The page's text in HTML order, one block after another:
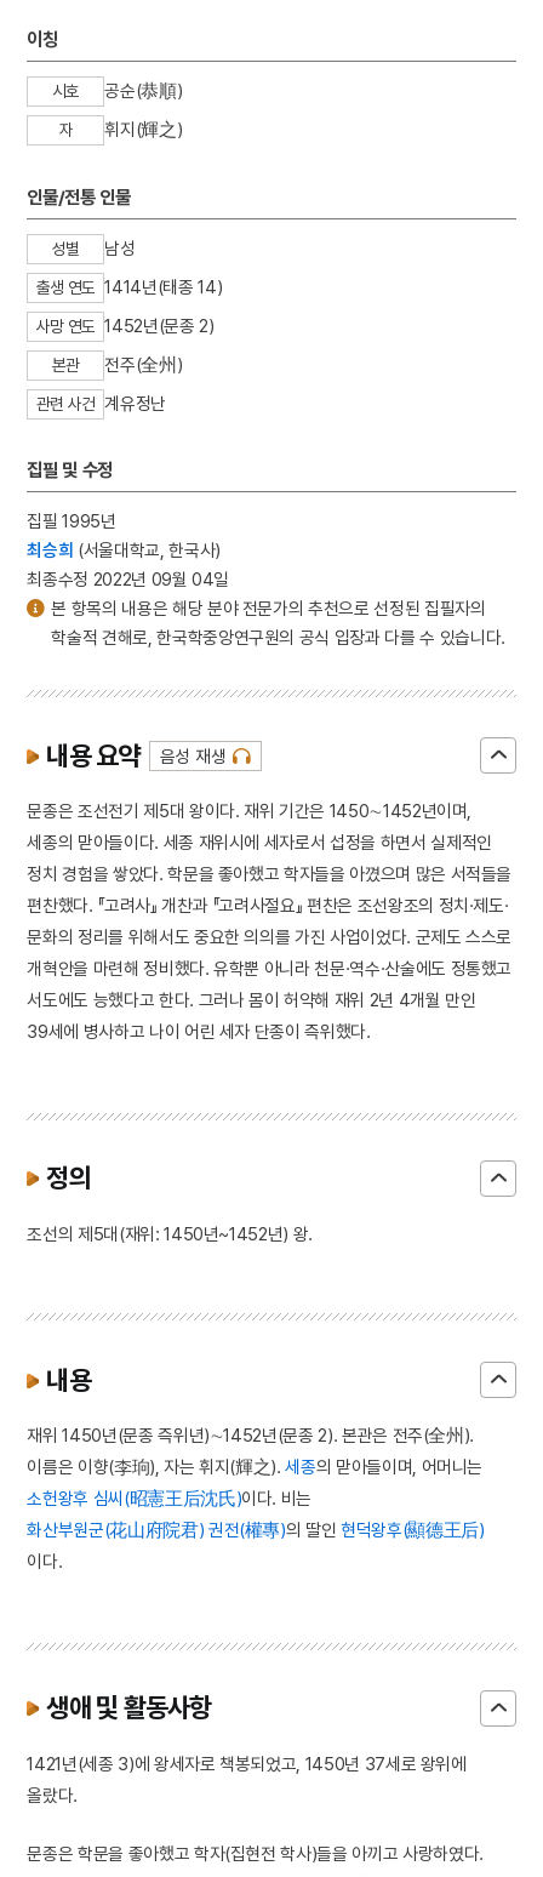
이칭
시호 공순(恭順)
자 휘지(輝之)
인물/전통 인물
성별 남성
출생 연도 1414년(태종 14)
사망 연도 1452년(문종 2)
본관 전주(全州)
관련 사건 계유정난
집필 및 수정
집필 1995년
최승희 (서울대학교, 한국사)
최종수정 2022년 09월 04일
본 항목의 내용은 해당 분야 전문가의 추천으로 선정된 집필자의
학술적 견해로, 한국학중앙연구원의 공식 입장과 다를 수 있습니다.
내용 요약 음성 재생
문종은 조선전기 제5대 왕이다. 재위 기간은 1450∼1452년이며,
세종의 맏아들이다. 세종 재위시에 세자로서 섭정을 하면서 실제적인
정치 경험을 쌓았다. 학문을 좋아했고 학자들을 아꼈으며 많은 서적들을
편찬했다. 『고려사』 개찬과 『고려사절요』 편찬은 조선왕조의 정치·제도·
문화의 정리를 위해서도 중요한 의의를 가진 사업이었다. 군제도 스스로
개혁안을 마련해 정비했다. 유학뿐 아니라 천문·역수·산술에도 정통했고
서도에도 능했다고 한다. 그러나 몸이 허약해 재위 2년 4개월 만인
39세에 병사하고 나이 어린 세자 단종이 즉위했다.
정의
조선의 제5대(재위: 1450년~1452년) 왕.
내용
재위 1450년(문종 즉위년)∼1452년(문종 2). 본관은 전주(全州).
이름은 이향(李珦), 자는 휘지(輝之).세종의 맏아들이며, 어머니는
소헌왕후 심씨(昭憲王后沈氏)이다. 비는
화산부원군(花山府院君) 권전(權專)의 딸인현덕왕후(顯德王后)
이다.
생애 및 활동사항
1421년(세종 3)에 왕세자로 책봉되었고, 1450년 37세로 왕위에
올랐다.
문종은 학문을 좋아했고 학자(집현전 학사)들을 아끼고 사랑하였다.